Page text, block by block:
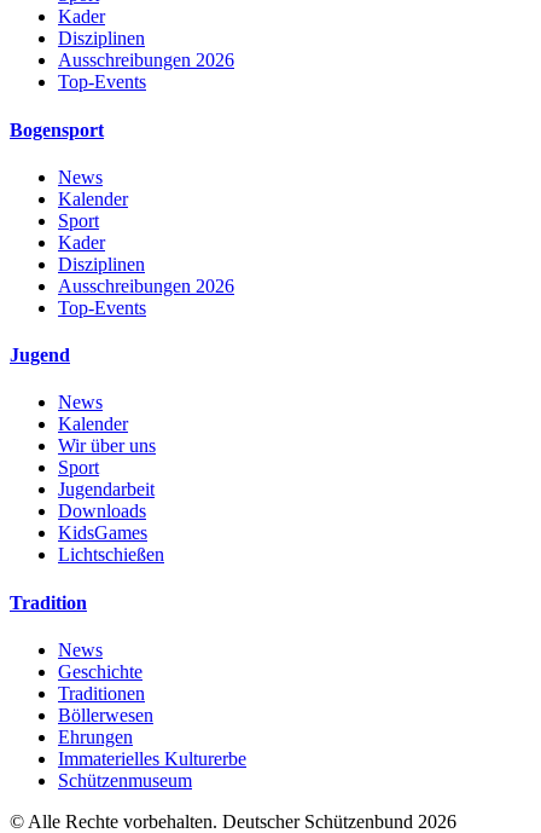
Kader
Disziplinen
Ausschreibungen 2026
Top-Events
Bogensport
News
Kalender
Sport
Kader
Disziplinen
Ausschreibungen 2026
Top-Events
Jugend
News
Kalender
Wir über uns
Sport
Jugendarbeit
Downloads
KidsGames
Lichtschießen
Tradition
News
Geschichte
Traditionen
Böllerwesen
Ehrungen
Immaterielles Kulturerbe
Schützenmuseum
© Alle Rechte vorbehalten. Deutscher Schützenbund 2026